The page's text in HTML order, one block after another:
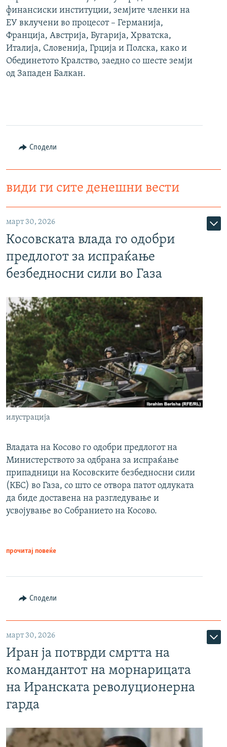
финансиски институции, земјите членки на
ЕУ вклучени во процесот – Германија,
Франција, Австрија, Бугарија, Хрватска,
Италија, Словенија, Грција и Полска, како и
Обединетото Кралство, заедно со шесте земји
од Западен Балкан.
Сподели
види ги сите денешни вести
март 30, 2026
Косовската влада го одобри
предлогот за испраќање
безбедносни сили во Газа
илустрација
Владата на Косово го одобри предлогот на
Министерството за одбрана за испраќање
припадници на Косовските безбедносни сили
(КБС) во Газа, со што се отвора патот одлуката
да биде доставена на разгледување и
усвојување во Собранието на Косово.
прочитај повеќе
Сподели
март 30, 2026
Иран ја потврди смртта на
командантот на морнарицата
на Иранската револуционерна
гарда